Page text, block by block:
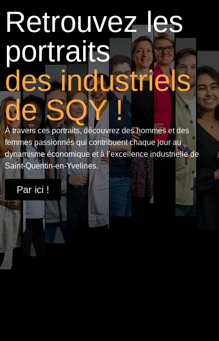
Retrouvez les
portraits
des industriels
de SQY !
À travers ces portraits, découvrez des hommes et des
femmes passionnés qui contribuent chaque jour au
dynamisme économique et àl’excellence industriellede
Saint-Quentin-en-Yvelines.
Par ici !